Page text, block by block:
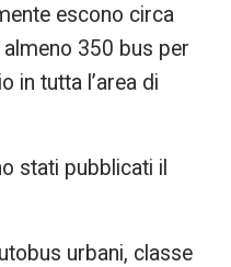
escono circa
350 bus per
in tutta l’area di
stati pubblicati il
urbani, classe